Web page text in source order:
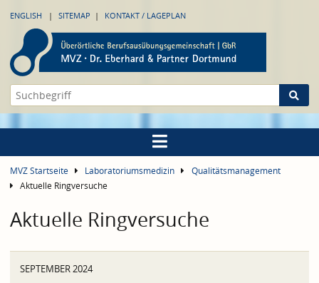
ENGLISH SITEMAP KONTAKT / LAGEPLAN
MVZ Startseite Laboratoriumsmedizin
Qualitätsmanagement
Aktuelle Ringversuche
Aktuelle Ringversuche
SEPTEMBER 2024